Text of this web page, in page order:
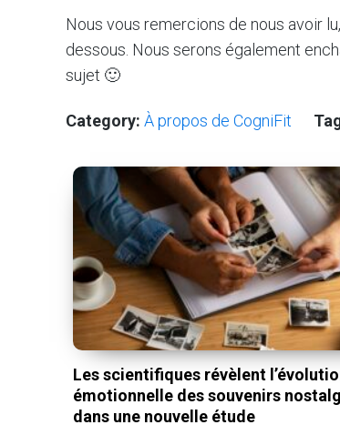
Nous vous remercions de nous avoir
dessous. Nous serons également
sujet 🙂
Category: À propos de CogniFit
Les scientifiques révèlent
émotionnelle des souvenirs
dans une nouvelle étude